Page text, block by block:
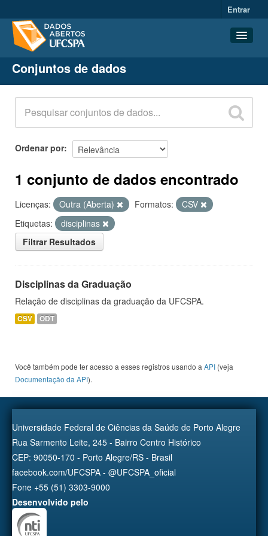
Entrar
Conjuntos de dados
Organizações
Grupos
Sobre
Conjuntos de dados
Ordenar por
1 conjunto de dados encontrado
Licenças: Outra (Aberta) Formatos:
CSV
Etiquetas:
disciplinas
Filtrar Resultados
Disciplinas da Graduação
Relação de disciplinas da graduação da UFCSPA.
CSV ODT
Você também pode ter acesso a esses registros usando a API (veja
Documentação da API).
Universidade Federal de Ciências da Saúde de Porto Alegre
Rua Sarmento Leite, 245 - Bairro Centro Histórico
CEP: 90050-170 - Porto Alegre/RS - Brasil
facebook.com/UFCSPA - @UFCSPA_oficial
Fone +55 (51) 3303-9000
Desenvolvido pelo